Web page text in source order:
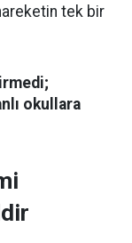
tek bir
okullara